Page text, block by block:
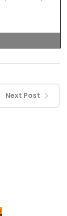
Next Post